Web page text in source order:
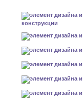
конструкции